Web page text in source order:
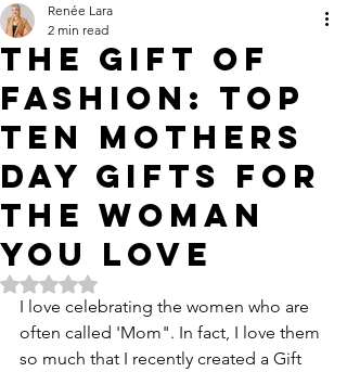
THE GIFT OF
FASHION: TOP
TEN MOTHERS
DAY GIFTS FOR
THE WOMAN
YOU LOVE
Renée Lara
2 min read
Rated NaN out of 5 stars.
I love celebrating the women who are
often called 'Mom". In fact, I love them
so much that I recently created a Gift